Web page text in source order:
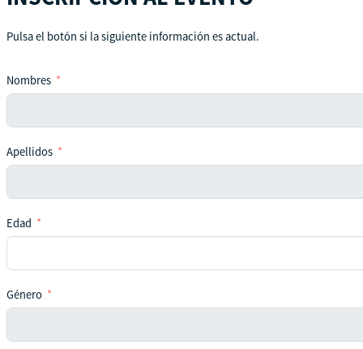
Pulsa el botón si la siguiente información es actual.
Nombres
Apellidos
Edad
Género